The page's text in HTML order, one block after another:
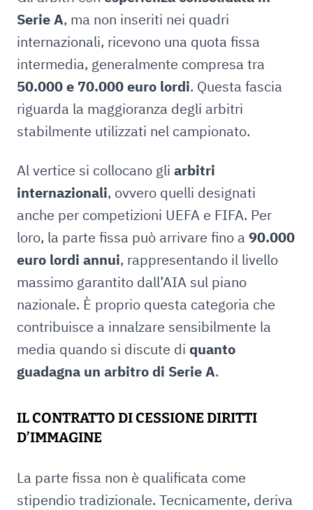
Serie A, ma non inseriti nei quadri
internazionali, ricevono una quota fissa
intermedia, generalmente compresa tra
50.000 e 70.000 euro lordi. Questa fascia
riguarda la maggioranza degli arbitri
stabilmente utilizzati nel campionato.
Al vertice si collocano gli arbitri
internazionali, ovvero quelli designati
anche per competizioni UEFA e FIFA. Per
loro, la parte fissa può arrivare fino a 90.000
euro lordi annui, rappresentando il livello
massimo garantito dall’AIA sul piano
nazionale. È proprio questa categoria che
contribuisce a innalzare sensibilmente la
media quando si discute di quanto
guadagna un arbitro di Serie A.
IL CONTRATTO DI CESSIONE DIRITTI
D’IMMAGINE
La parte fissa non è qualificata come
stipendio tradizionale. Tecnicamente, deriva